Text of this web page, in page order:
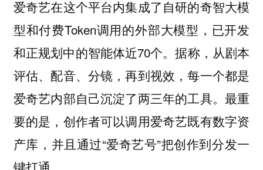
爱奇艺在这个平台内集成了自研的奇智大模
型和付费Token调用的外部大模型，已开发
和正规划中的智能体近70个。据称，从剧本
评估、配音、分镜，再到视效，每一个都是
爱奇艺内部自己沉淀了两三年的工具。最重
要的是，创作者可以调用爱奇艺既有数字资
产库，并且通过“爱奇艺号”把创作到分发一